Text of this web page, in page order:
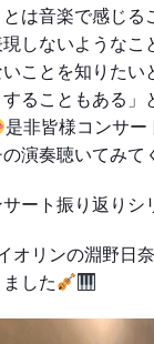
は音楽で感じる
しないようなこ
ことを知りたい
ることもある」
是非皆様コンサ
演奏聴いてみて
ート振り返りシ
オリンの淵野日
した